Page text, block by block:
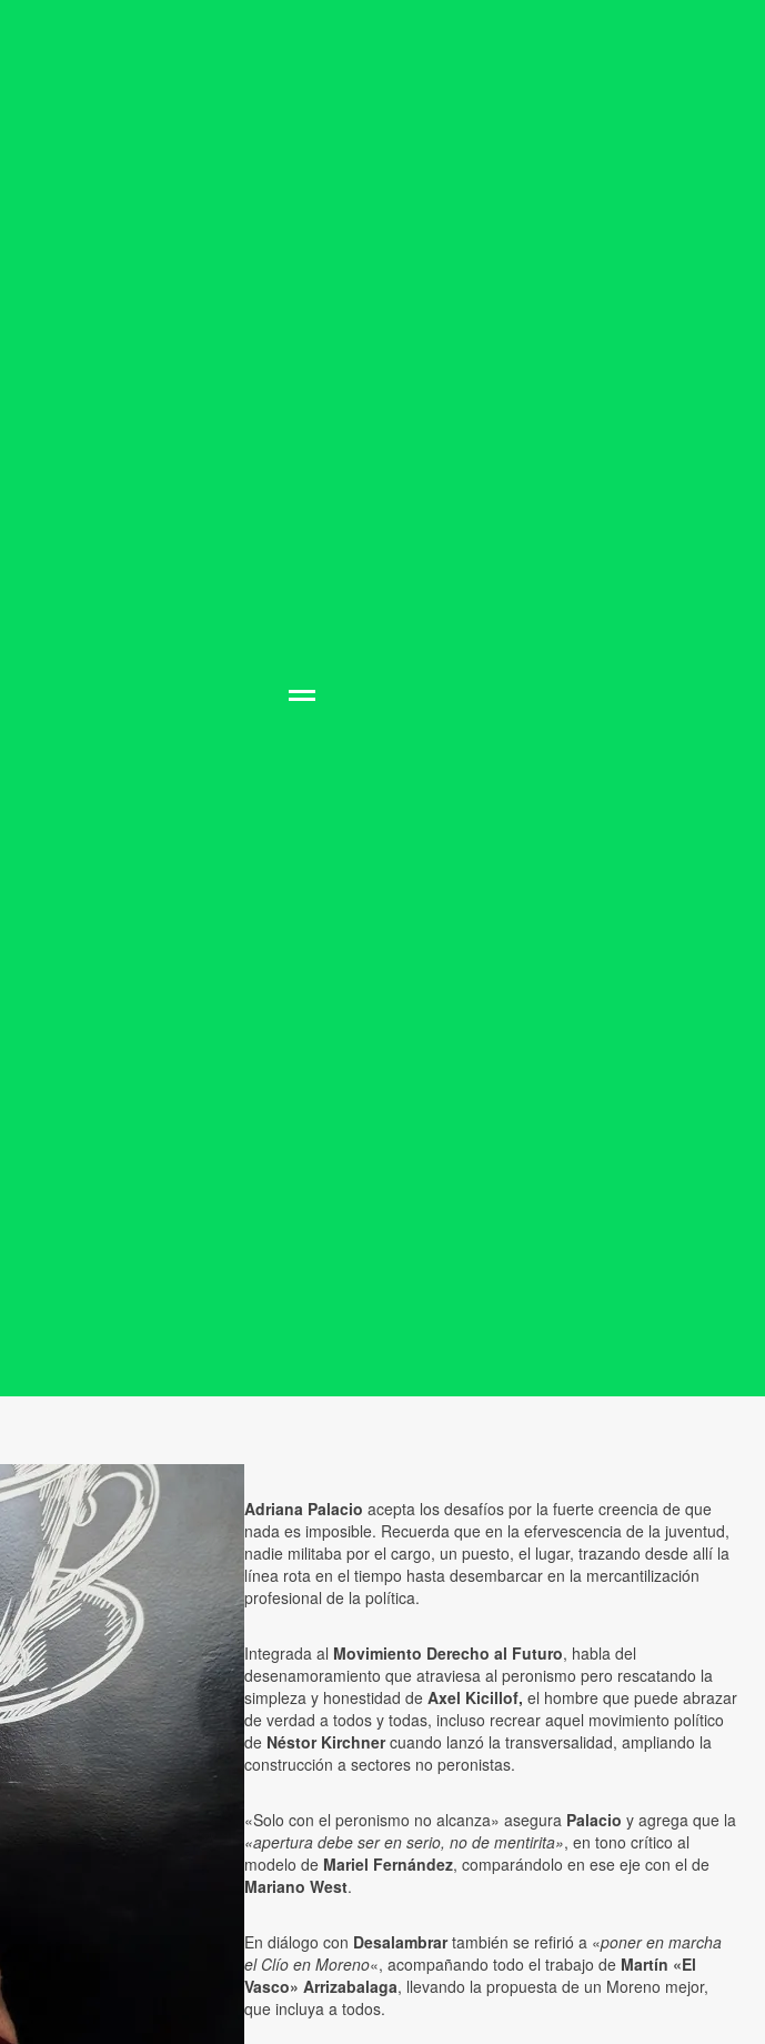
Adriana Palacio acepta los desafíos por la fuerte creencia de que
nada es imposible. Recuerda que en la efervescencia de la juventud,
nadie militaba por el cargo, un puesto, el lugar, trazando desde allí la
línea rota en el tiempo hasta desembarcar en la mercantilización
profesional de la política.
Integrada al Movimiento Derecho al Futuro, habla del
desenamoramiento que atraviesa al peronismo pero rescatando la
simpleza y honestidad de Axel Kicillof, el hombre que puede abrazar
de verdad a todos y todas, incluso recrear aquel movimiento político
de Néstor Kirchnercuando lanzó la transversalidad, ampliando la
construcción a sectores no peronistas.
«Solo con el peronismo no alcanza» asegura Palacio y agrega que la
«apertura debe ser en serio, no de mentirita», en tono crítico al
modelo de Mariel Fernández, comparándolo en ese eje con el de
Mariano West.
En diálogo con Desalambrartambién se refirió a «poner en marcha
el Clío en Moreno«, acompañando todo el trabajo de Martín «El
Vasco» Arrizabalaga, llevando la propuesta de un Moreno mejor,
que incluya a todos.